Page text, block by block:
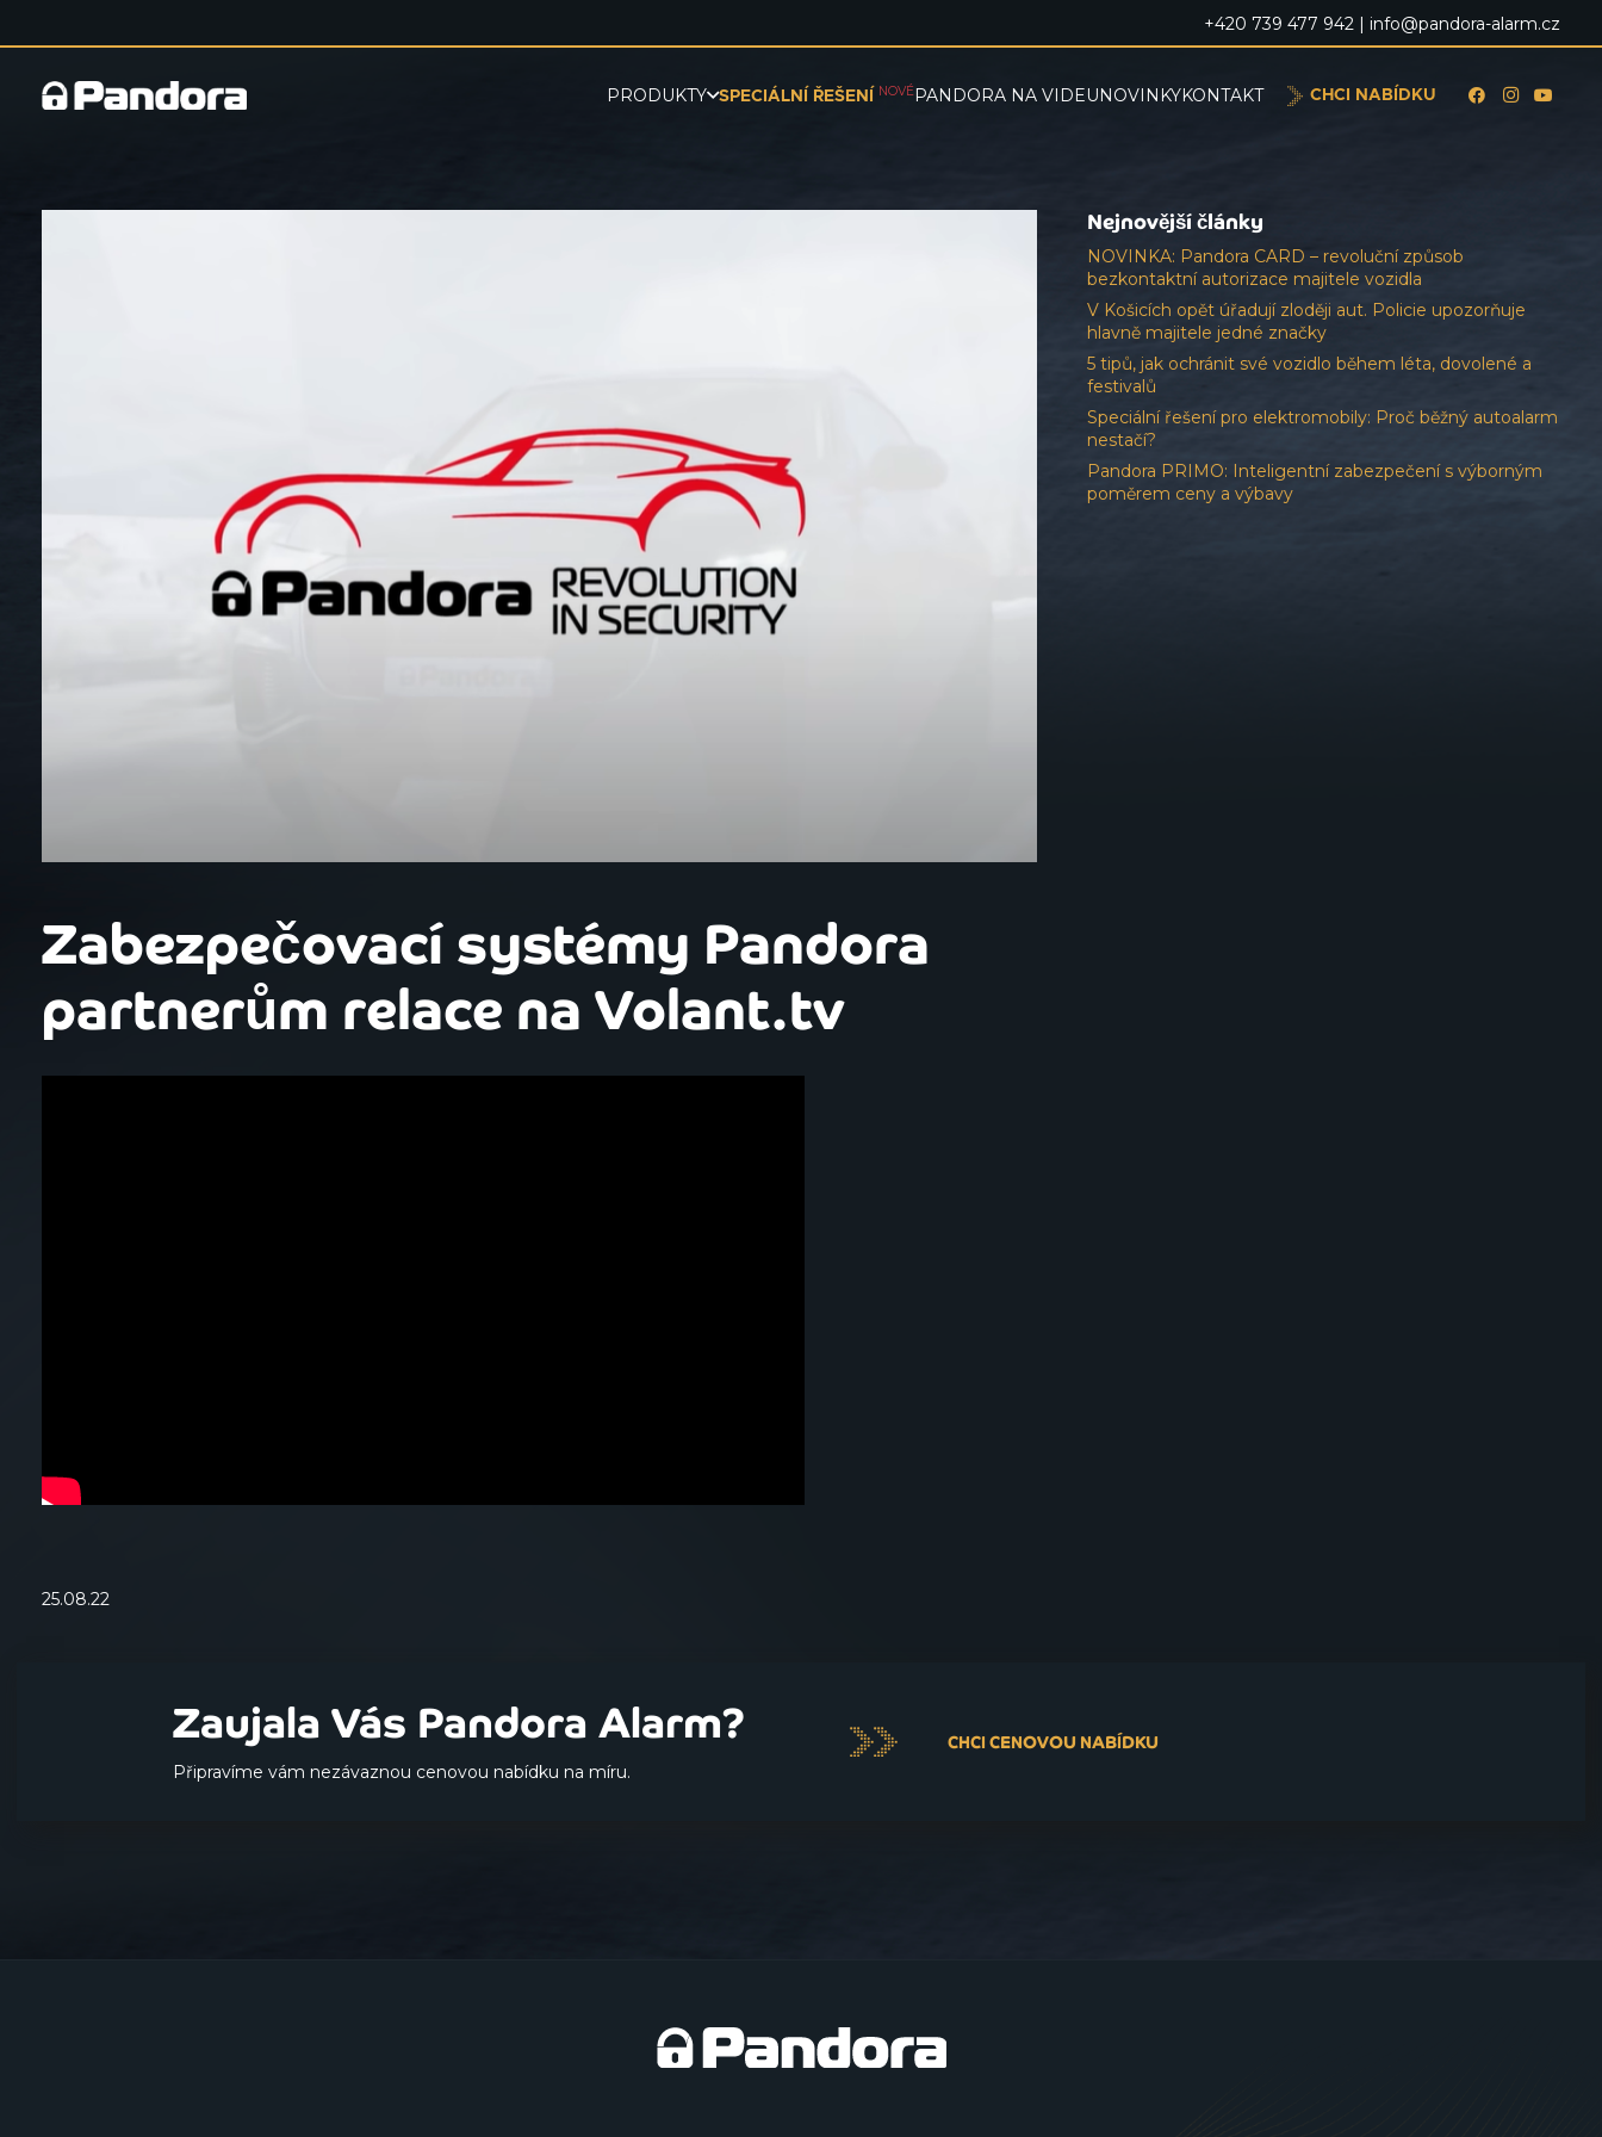
+420 739 477 942 | info@pandora-alarm.cz
PRODUKTY SPECIÁLNÍ ŘEŠENÍ NOVÉPANDORA NA VIDEUNOVINKYKONTAKT CHCI NABÍDKU
Zabezpečovací systémy Pandora
partnerům relace na Volant.tv
25.08.22
Nejnovější články
NOVINKA: Pandora CARD – revoluční způsob
bezkontaktní autorizace majitele vozidla
V Košicích opět úřadují zloději aut. Policie upozorňuje
hlavně majitele jedné značky
5 tipů, jak ochránit své vozidlo během léta, dovolené a
festivalů
Speciální řešení pro elektromobily: Proč běžný autoalarm
nestačí?
Pandora PRIMO: Inteligentní zabezpečení s výborným
poměrem ceny a výbavy
Zaujala Vás Pandora Alarm?
Připravíme vám nezávaznou cenovou nabídku na míru.
CHCI CENOVOU NABÍDKU